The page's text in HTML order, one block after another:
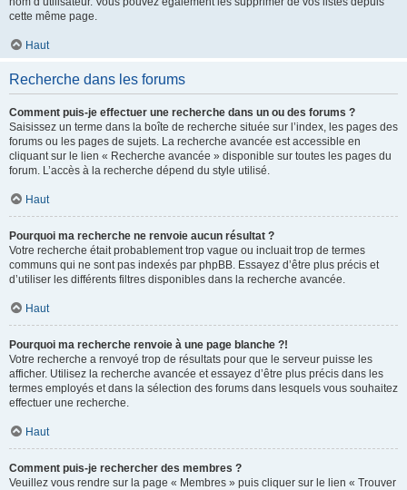
cette même page.
Haut
Recherche dans les forums
Comment puis-je effectuer une recherche dans un ou des forums ?
Saisissez un terme dans la boîte de recherche située sur l’index, les pages des
forums ou les pages de sujets. La recherche avancée est accessible en
cliquant sur le lien « Recherche avancée » disponible sur toutes les pages du
forum. L’accès à la recherche dépend du style utilisé.
Haut
Pourquoi ma recherche ne renvoie aucun résultat ?
Votre recherche était probablement trop vague ou incluait trop de termes
communs qui ne sont pas indexés par phpBB. Essayez d’être plus précis et
d’utiliser les différents filtres disponibles dans la recherche avancée.
Haut
Pourquoi ma recherche renvoie à une page blanche ?!
Votre recherche a renvoyé trop de résultats pour que le serveur puisse les
afficher. Utilisez la recherche avancée et essayez d’être plus précis dans les
termes employés et dans la sélection des forums dans lesquels vous souhaitez
effectuer une recherche.
Haut
Comment puis-je rechercher des membres ?
Veuillez vous rendre sur la page « Membres » puis cliquer sur le lien « Trouver